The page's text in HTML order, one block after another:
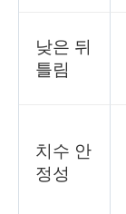
낮은 뒤
틀림
치수 안
정성